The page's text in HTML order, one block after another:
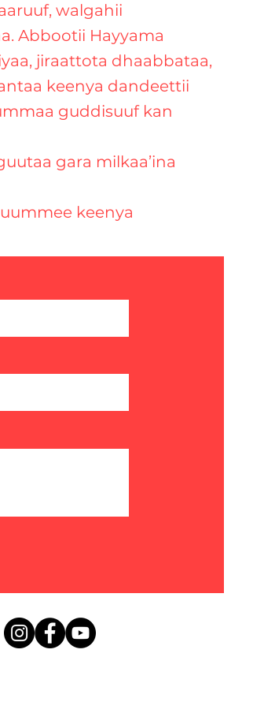
walgahii
Abbootii Hayyama
jiraattota dhaabbataa,
keenya dandeettii
guddisuuf kan
gara milkaa’ina
keenya